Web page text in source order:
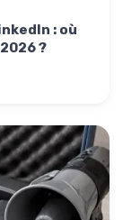
: où
?